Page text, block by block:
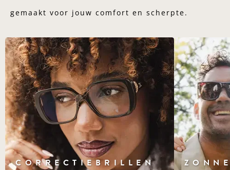
gemaakt voor jouw comfort en scherpte.
CORRECTIEBRILLEN